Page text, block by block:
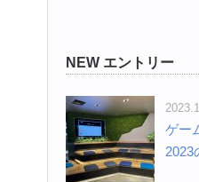
NEW エントリー
ゲー
2023